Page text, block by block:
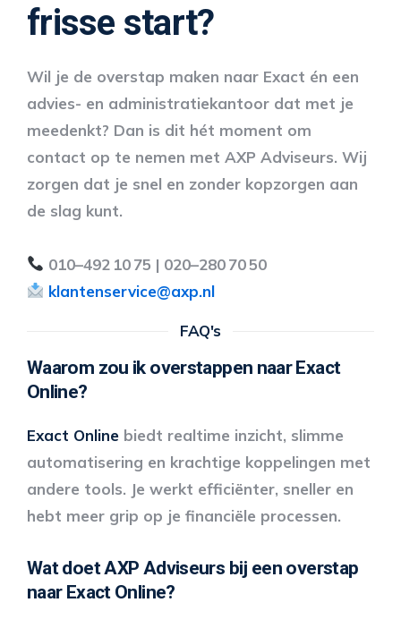
frisse start?
Wil je de overstap maken naar Exact én een
advies- en administratiekantoor dat met je
meedenkt? Dan is dit hét moment om
contact op te nemen met AXP Adviseurs. Wij
zorgen dat je snel en zonder kopzorgen aan
de slag kunt.
010–492 10 75 | 020–280 70 50
klantenservice@axp.nl
FAQ's
Waarom zou ik overstappen naar Exact
Online?
Exact Online biedt realtime inzicht, slimme
automatisering en krachtige koppelingen met
andere tools. Je werkt efficiënter, sneller en
hebt meer grip op je financiële processen.
Wat doet AXP Adviseurs bij een overstap
naar Exact Online?